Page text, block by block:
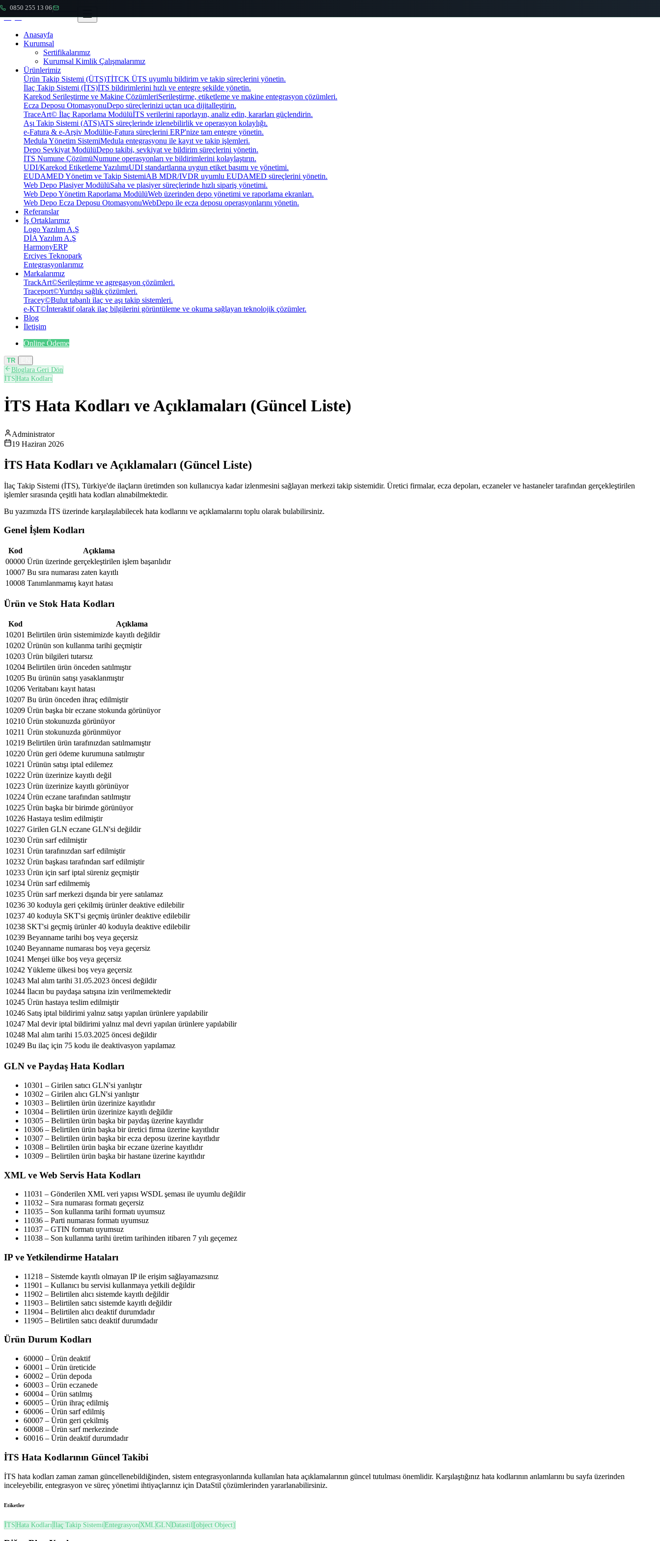
0850 255 13 06
Anasayfa
Kurumsal
Sertifikalarımız
Kurumsal Kimlik Çalışmalarımız
Ürünlerimiz
Ürün Takip Sistemi (ÜTS)TİTCK ÜTS uyumlu bildirim ve takip süreçlerini yönetin.
İlaç Takip Sistemi (İTS)İTS bildirimlerini hızlı ve entegre şekilde yönetin.
Karekod Serileştirme ve Makine ÇözümleriSerileştirme, etiketleme ve makine entegrasyon çözümleri.
Ecza Deposu OtomasyonuDepo süreçlerinizi uçtan uca dijitalleştirin.
TraceArt© İlaç Raporlama ModülüİTS verilerini raporlayın, analiz edin, kararları güçlendirin.
Aşı Takip Sistemi (ATS)ATS süreçlerinde izlenebilirlik ve operasyon kolaylığı.
e-Fatura & e-Arşiv Modülüe-Fatura süreçlerini ERP'nize tam entegre yönetin.
Medula Yönetim SistemiMedula entegrasyonu ile kayıt ve takip işlemleri.
Depo Sevkiyat ModülüDepo takibi, sevkiyat ve bildirim süreçlerini yönetin.
İTS Numune ÇözümüNumune operasyonları ve bildirimlerini kolaylaştırın.
UDI/Karekod Etiketleme YazılımıUDI standartlarına uygun etiket basımı ve yönetimi.
EUDAMED Yönetim ve Takip SistemiAB MDR/IVDR uyumlu EUDAMED süreçlerini yönetin.
Web Depo Plasiyer ModülüSaha ve plasiyer süreçlerinde hızlı sipariş yönetimi.
Web Depo Yönetim Raporlama ModülüWeb üzerinden depo yönetimi ve raporlama ekranları.
Web Depo Ecza Deposu OtomasyonuWebDepo ile ecza deposu operasyonlarını yönetin.
Referanslar
İş Ortaklarımız
Logo Yazılım A.Ş
DİA Yazılım A.Ş
HarmonyERP
Erciyes Teknopark
Entegrasyonlarımız
Markalarımız
TrackArt©Serileştirme ve agregasyon çözümleri.
Traceport©Yurtdışı sağlık çözümleri.
Tracey©Bulut tabanlı ilaç ve aşı takip sistemleri.
e-KT©İnteraktif olarak ilaç bilgilerini görüntüleme ve okuma sağlayan teknolojik çözümler.
Blog
İletişim
Online Ödeme
TR
Bloglara Geri Dön
İTS Hata Kodları
İTS Hata Kodları ve Açıklamaları (Güncel Liste)
Administrator
19 Haziran 2026
İTS Hata Kodları ve Açıklamaları (Güncel Liste)
İlaç Takip Sistemi (İTS), Türkiye'de ilaçların üretimden son kullanıcıya kadar izlenmesini sağlayan merkezi takip sistemidir. Üretici firmalar, ecza depoları, eczaneler ve hastaneler tarafından gerçekleştirilen
işlemler sırasında çeşitli hata kodları alınabilmektedir.
Bu yazımızda İTS üzerinde karşılaşılabilecek hata kodlarını ve açıklamalarını toplu olarak bulabilirsiniz.
Genel İşlem Kodları
Kod
Açıklama
00000 Ürün üzerinde gerçekleştirilen işlem başarılıdır
10007 Bu sıra numarası zaten kayıtlı
10008 Tanımlanmamış kayıt hatası
Ürün ve Stok Hata Kodları
Kod
Açıklama
10201 Belirtilen ürün sistemimizde kayıtlı değildir
10202 Ürünün son kullanma tarihi geçmiştir
10203 Ürün bilgileri tutarsız
10204 Belirtilen ürün önceden satılmıştır
10205 Bu ürünün satışı yasaklanmıştır
10206 Veritabanı kayıt hatası
10207 Bu ürün önceden ihraç edilmiştir
10209 Ürün başka bir eczane stokunda görünüyor
10210 Ürün stokunuzda görünüyor
10211 Ürün stokunuzda görünmüyor
10219 Belirtilen ürün tarafınızdan satılmamıştır
10220 Ürün geri ödeme kurumuna satılmıştır
10221 Ürünün satışı iptal edilemez
10222 Ürün üzerinize kayıtlı değil
10223 Ürün üzerinize kayıtlı görünüyor
10224 Ürün eczane tarafından satılmıştır
10225 Ürün başka bir birimde görünüyor
10226 Hastaya teslim edilmiştir
10227 Girilen GLN eczane GLN'si değildir
10230 Ürün sarf edilmiştir
10231 Ürün tarafınızdan sarf edilmiştir
10232 Ürün başkası tarafından sarf edilmiştir
10233 Ürün için sarf iptal süreniz geçmiştir
10234 Ürün sarf edilmemiş
10235 Ürün sarf merkezi dışında bir yere satılamaz
10236 30 koduyla geri çekilmiş ürünler deaktive edilebilir
10237 40 koduyla SKT'si geçmiş ürünler deaktive edilebilir
10238 SKT'si geçmiş ürünler 40 koduyla deaktive edilebilir
10239 Beyanname tarihi boş veya geçersiz
10240 Beyanname numarası boş veya geçersiz
10241 Menşei ülke boş veya geçersiz
10242 Yükleme ülkesi boş veya geçersiz
10243 Mal alım tarihi 31.05.2023 öncesi değildir
10244 İlacın bu paydaşa satışına izin verilmemektedir
10245 Ürün hastaya teslim edilmiştir
10246 Satış iptal bildirimi yalnız satışı yapılan ürünlere yapılabilir
10247 Mal devir iptal bildirimi yalnız mal devri yapılan ürünlere yapılabilir
10248 Mal alım tarihi 15.03.2025 öncesi değildir
10249 Bu ilaç için 75 kodu ile deaktivasyon yapılamaz
GLN ve Paydaş Hata Kodları
10301 – Girilen satıcı GLN'si yanlıştır
10302 – Girilen alıcı GLN'si yanlıştır
10303 – Belirtilen ürün üzerinize kayıtlıdır
10304 – Belirtilen ürün üzerinize kayıtlı değildir
10305 – Belirtilen ürün başka bir paydaş üzerine kayıtlıdır
10306 – Belirtilen ürün başka bir üretici firma üzerine kayıtlıdır
10307 – Belirtilen ürün başka bir ecza deposu üzerine kayıtlıdır
10308 – Belirtilen ürün başka bir eczane üzerine kayıtlıdır
10309 – Belirtilen ürün başka bir hastane üzerine kayıtlıdır
XML ve Web Servis Hata Kodları
11031 – Gönderilen XML veri yapısı WSDL şeması ile uyumlu değildir
11032 – Sıra numarası formatı geçersiz
11035 – Son kullanma tarihi formatı uyumsuz
11036 – Parti numarası formatı uyumsuz
11037 – GTIN formatı uyumsuz
11038 – Son kullanma tarihi üretim tarihinden itibaren 7 yılı geçemez
IP ve Yetkilendirme Hataları
11218 – Sistemde kayıtlı olmayan IP ile erişim sağlayamazsınız
11901 – Kullanıcı bu servisi kullanmaya yetkili değildir
11902 – Belirtilen alıcı sistemde kayıtlı değildir
11903 – Belirtilen satıcı sistemde kayıtlı değildir
11904 – Belirtilen alıcı deaktif durumdadır
11905 – Belirtilen satıcı deaktif durumdadır
Ürün Durum Kodları
60000 – Ürün deaktif
60001 – Ürün üreticide
60002 – Ürün depoda
60003 – Ürün eczanede
60004 – Ürün satılmış
60005 – Ürün ihraç edilmiş
60006 – Ürün sarf edilmiş
60007 – Ürün geri çekilmiş
60008 – Ürün sarf merkezinde
60016 – Ürün deaktif durumdadır
İTS Hata Kodlarının Güncel Takibi
İTS hata kodları zaman zaman güncellenebildiğinden, sistem entegrasyonlarında kullanılan hata açıklamalarının güncel tutulması önemlidir. Karşılaştığınız hata kodlarının anlamlarını bu sayfa üzerinden
inceleyebilir, entegrasyon ve süreç yönetimi ihtiyaçlarınız için DataStil çözümlerinden yararlanabilirsiniz.
Etiketler
İTS Hata Kodları İlaç Takip Sistemi Entegrasyon XML GLNDatastil [object Object]